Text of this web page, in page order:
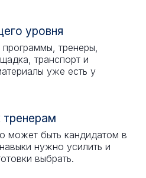
уровня
тренеры,
транспорт и
уже есть у
тренерам
может быть кандидатом в
нужно усилить и
выбрать.